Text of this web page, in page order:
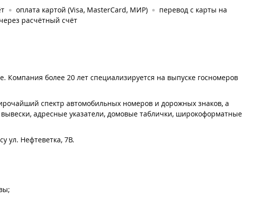
оплата картой (Visa, MasterCard, МИР)
перевод с карты на
расчётный счёт
Компания более 20 лет специализируется на выпуске госномеров
спектр автомобильных номеров и дорожных знаков, а
адресные указатели, домовые таблички, широкоформатные
ул. Нефтеветка, 7В.